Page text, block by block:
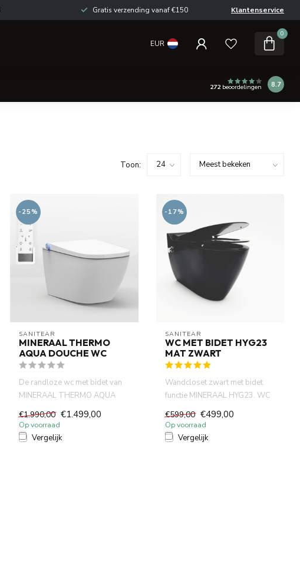
Gratis verzending vanaf €150 Klantenservice
EUR
0
272beoordelingen 8.7
Toon:
-25%
SANITEAR
MINERAAL THERMO
AQUA DOUCHE WC
De randloze wc met bidet van
MINERAAL THERMO AQUA
€1.990,00 €1.499,00
Op voorraad
Vergelijk
-17%
SANITEAR
WC MET BIDET HYG23
MAT ZWART
Wandcloset zwart met bidet
functie MINERAAL HYG23. WC
€599,00 €499,00
Op voorraad
Vergelijk